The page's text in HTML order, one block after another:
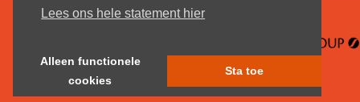
Lees ons hele statement hier
Alleen functionele
cookies
Sta toe